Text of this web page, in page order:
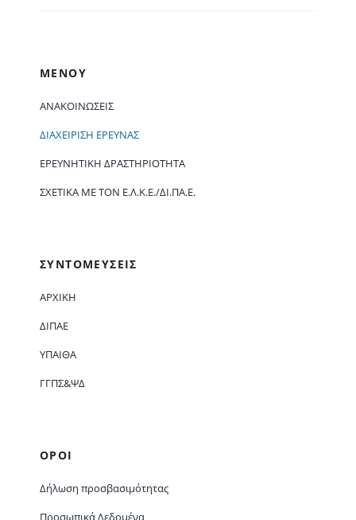
ΜΕΝΟΥ
ΑΝΑΚΟΙΝΏΣΕΙΣ
ΔΙΑΧΕΊΡΙΣΗ ΈΡΕΥΝΑΣ
ΕΡΕΥΝΗΤΙΚΉ ΔΡΑΣΤΗΡΙΌΤΗΤΑ
ΣΧΕΤΙΚΆ ΜΕ ΤΟΝ Ε.Λ.Κ.Ε./ΔΙ.ΠΑ.Ε.
ΣΥΝΤΟΜΕΥΣΕΙΣ
ΑΡΧΙΚΗ
ΔΙΠΑΕ
ΥΠΑΙΘΑ
ΓΓΠΣ&ΨΔ
ΟΡΟΙ
Δήλωση προσβασιμότητας
Προσωπικά Δεδομένα